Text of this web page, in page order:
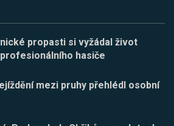
propasti si vyžádal život
hasiče
mezi pruhy přehlédl osobní